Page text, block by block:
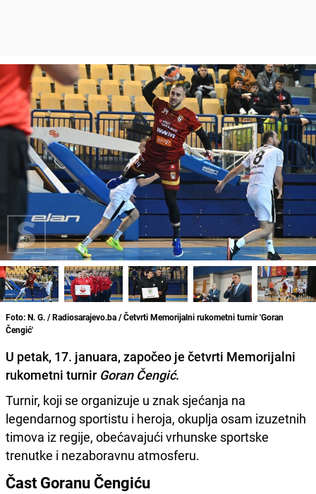
Foto: N. G. / Radiosarajevo.ba / Četvrti Memorijalni rukometni turnir 'Goran
Čengić'
U petak, 17. januara, započeo je četvrti Memorijalni
rukometni turnir Goran Čengić.
Turnir, koji se organizuje u znak sjećanja na
legendarnog sportistu i heroja, okuplja osam izuzetnih
timova iz regije, obećavajući vrhunske sportske
trenutke i nezaboravnu atmosferu.
Čast Goranu Čengiću